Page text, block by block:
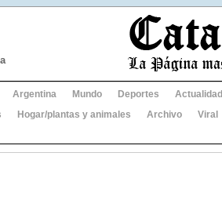
Argentina Mundo Deportes
Actualidad
Hogar/plantas y animales Archivo
Viral